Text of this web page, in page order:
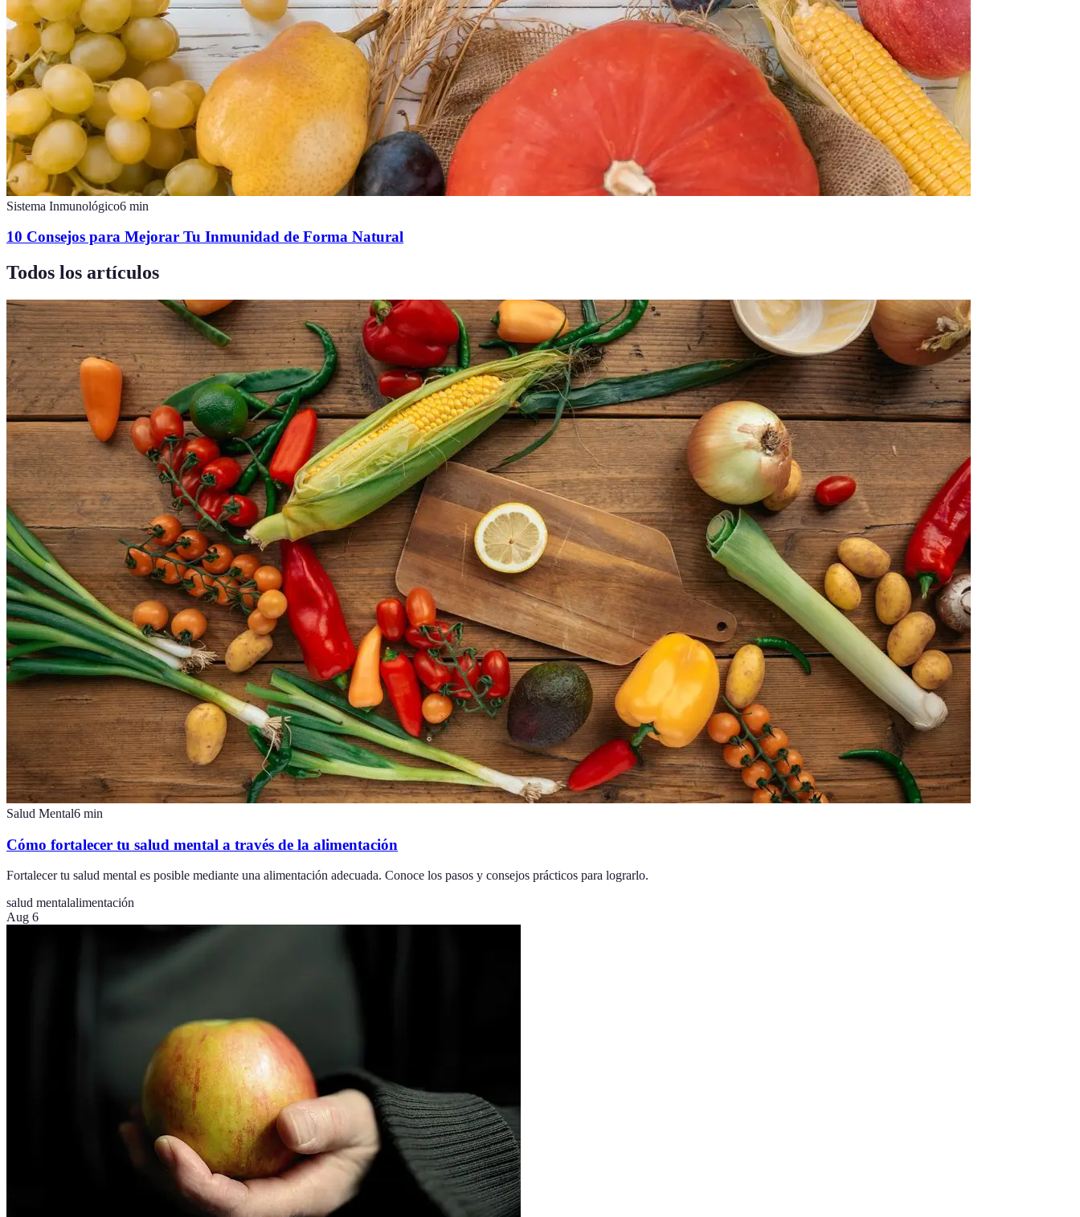
Sistema Inmunológico6 min
10 Consejos para Mejorar Tu Inmunidad de Forma Natural
Todos los artículos
Salud Mental6 min
Cómo fortalecer tu salud mental a través de la alimentación
Fortalecer tu salud mental es posible mediante una alimentación adecuada. Conoce los pasos y consejos prácticos para lograrlo.
salud mentalalimentación
Aug 6